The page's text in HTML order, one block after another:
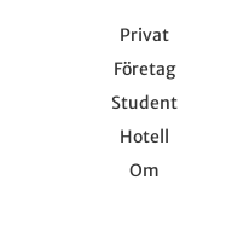
Privat
Företag
Student
Hotell
Om